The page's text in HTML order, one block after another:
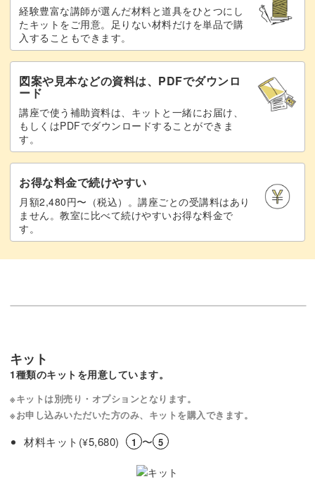
経験豊富な講師が選んだ材料と道具をひとつにし
たキットをご用意。足りない材料だけを単品で購
入することもできます。
図案や見本などの資料は、PDFでダウンロ
ード
講座で使う補助資料は、キットと一緒にお届け、
もしくはPDFでダウンロードすることができま
す。
お得な料金で続けやすい
月額2,480円〜（税込）。講座ごとの受講料はあり
ません。教室に比べて続けやすいお得な料金で
す。
キット
1種類のキットを用意しています。
※キットは別売り・オプションとなります。
※お申し込みいただいた方のみ、キットを購入できます。
材料キット(¥5,680) 1 〜 5